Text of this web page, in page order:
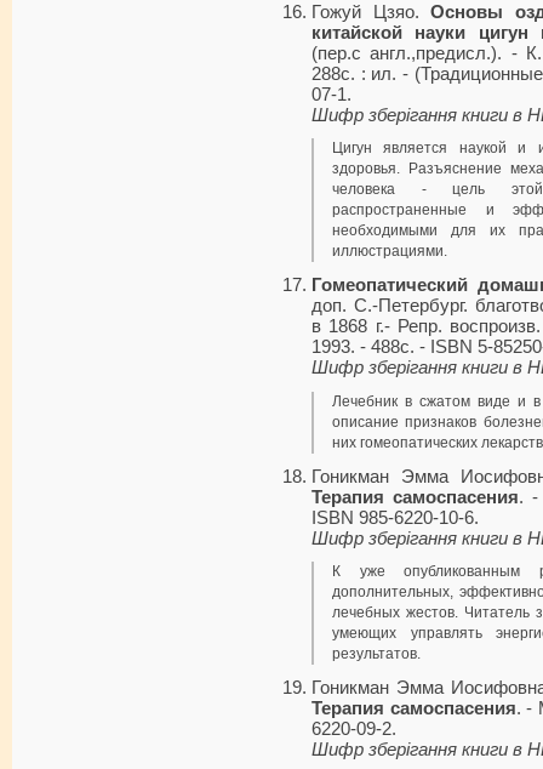
Гожуй Цзяо.Основы
китайской науки
(пер.с англ.,предисл.). -
288с. : ил. -
07-1.
Шифр зберігання книги в
Цигун является наукой и
здоровья. Разъяснение
человека - цель этой
распространенные и
необходимыми для их
иллюстрациями.
Гомеопатический
доп. С.-Петербург.
в 1868 г.- Репр.
1993. - 488с. - ISBN 5-
Шифр зберігання книги в
Лечебник в сжатом виде и
описание признаков
них гомеопатических
Гоникман Эмма
Терапия самоспасения. -
ISBN 985-6220-10-6.
Шифр зберігання книги в
К уже опубликованным
дополнительных,
лечебных жестов. Читатель
умеющих управлять
результатов.
Гоникман Эмма
Терапия самоспасения. -
6220-09-2.
Шифр зберігання книги в